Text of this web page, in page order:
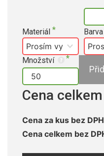
Materiál Barva
Množství
Cena celkem
Cena za kus bez DPH
Cena celkem bez